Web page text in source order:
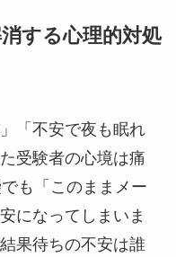
する心理的対処
「不安で夜も眠れ
受験者の心境は痛
も「このままメー
になってしまいま
果待ちの不安は誰